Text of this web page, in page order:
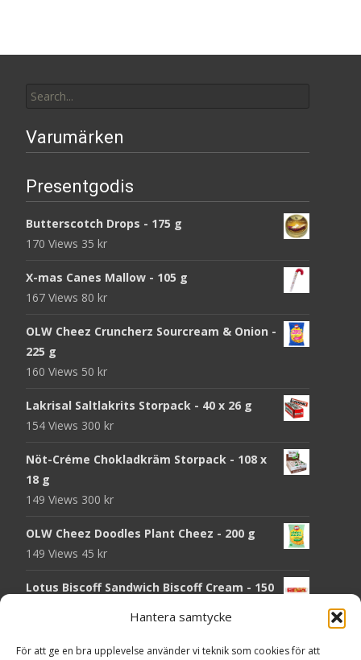
Hantera samtycke
För att ge en bra upplevelse använder vi teknik som cookies för att
for:
Varumärken
Presentgodis
Butterscotch Drops - 175 g
170 Views 35 kr
X-mas Canes Mallow - 105 g
167 Views 80 kr
OLW Cheez Cruncherz Sourcream & Onion -
225 g
160 Views 50 kr
Lakrisal Saltlakrits Storpack - 40 x 26 g
154 Views 300 kr
Nöt-Créme Chokladkräm Storpack - 108 x
18 g
149 Views 300 kr
OLW Cheez Doodles Plant Cheez - 200 g
149 Views 45 kr
Lotus Biscoff Sandwich Biscoff Cream - 150